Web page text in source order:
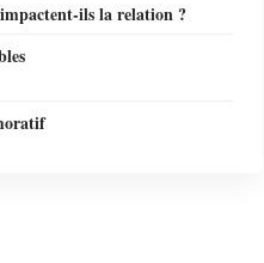
ils la relation ?